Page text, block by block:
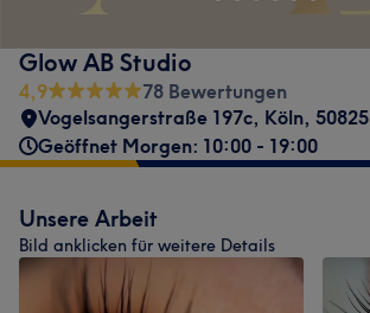
Glow AB Studio
4,9
78 Bewertungen
Vogelsangerstraße 197c, Köln, 50825
Geöffnet Morgen: 10:00 - 19:00
Unsere Arbeit
Bild anklicken für weitere Details